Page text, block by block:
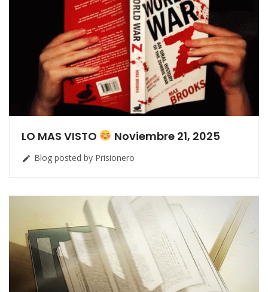
LO MAS VISTO Noviembre 21, 2025
 Blog posted by Prisionero